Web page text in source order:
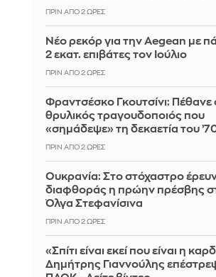
ΠΡΙΝ ΑΠΌ 2 ΏΡΕΣ
Νέο ρεκόρ για την Aegean με
2 εκατ. επιβάτες τον Ιούλιο
ΠΡΙΝ ΑΠΌ 2 ΏΡΕΣ
Φραντσέσκο Γκουτσίνι: Πέθανε
θρυλικός τραγουδοποιός που
«σημάδεψε» τη δεκαετία του
ΠΡΙΝ ΑΠΌ 2 ΏΡΕΣ
Ουκρανία: Στο στόχαστρο
διαφθοράς η πρώην πρέσβης
Όλγα Στεφανίσινα
ΠΡΙΝ ΑΠΌ 2 ΏΡΕΣ
«Σπίτι είναι εκεί που είναι η
Δημήτρης Γιαννούλης